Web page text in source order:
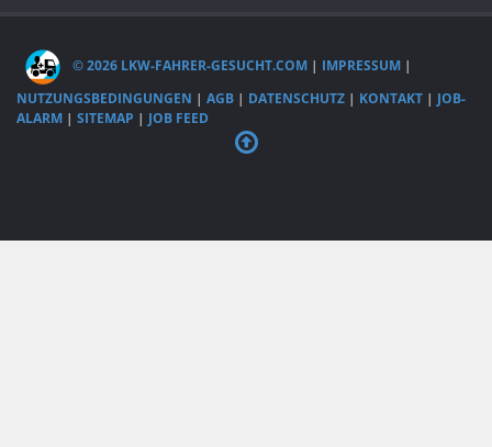
© 2026 LKW-FAHRER-GESUCHT.COM | IMPRESSUM |
NUTZUNGSBEDINGUNGEN | AGB | DATENSCHUTZ | KONTAKT | JOB-
ALARM | SITEMAP | JOB FEED